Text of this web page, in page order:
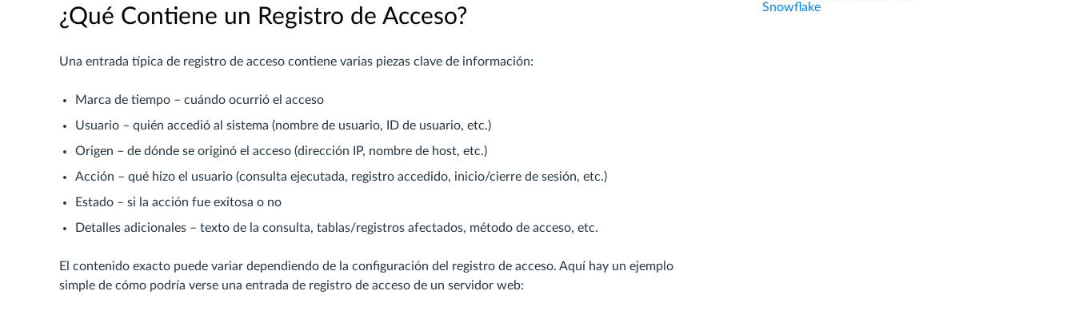
¿Qué Contiene un Registro de Acceso?
Una entrada típica de registro de acceso contiene varias piezas clave de información:
Marca de tiempo – cuándo ocurrió el acceso
Usuario – quién accedió al sistema (nombre de usuario, ID de usuario, etc.)
Origen – de dónde se originó el acceso (dirección IP, nombre de host, etc.)
Acción – qué hizo el usuario (consulta ejecutada, registro accedido, inicio/cierre de sesión, etc.)
Estado – si la acción fue exitosa o no
Detalles adicionales – texto de la consulta, tablas/registros afectados, método de acceso, etc.
El contenido exacto puede variar dependiendo de la configuración del registro de acceso. Aquí hay un ejemplo
simple de cómo podría verse una entrada de registro de acceso de un servidor web:
Snowflake